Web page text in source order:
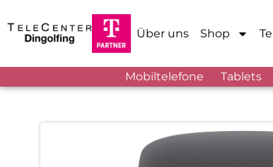
Über uns Shop
Mobiltelefone Tablets